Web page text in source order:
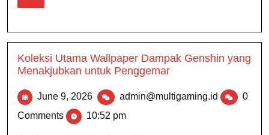
Koleksi Utama Wallpaper Dampak Genshin yang
Menakjubkan untuk Penggemar
June 9, 2026 admin@multigaming.id
0
Comments
10:52 pm